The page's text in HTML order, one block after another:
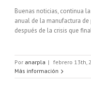
Buenas noticias, continua
anual de la manufactura
después de la crisis que
Por anarpla | febrero 13th,
Más información